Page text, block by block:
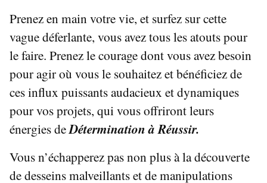
Prenez en main votre vie, et surfez sur cette
vague déferlante, vous avez tous les atouts pour
le faire. Prenez le courage dont vous avez besoin
pour agir où vous le souhaitez et bénéficiez de
ces influx puissants audacieux et dynamiques
pour vos projets, qui vous offriront leurs
énergies deDétermination à Réussir.
Vous n’échapperez pas non plus à la découverte
de desseins malveillants et de manipulations